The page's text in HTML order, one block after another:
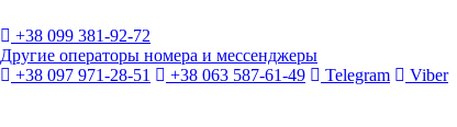
+38 099 381-92-72
Другие операторы номера и мессенджеры
+38 097 971-28-51
+38 063 587-61-49 Telegram Viber